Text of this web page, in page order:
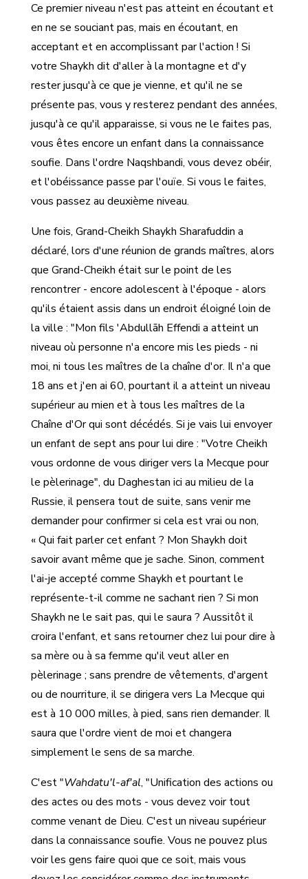
Ce premier niveau n'est pas atteint en écoutant et
en ne se souciant pas, mais en écoutant, en
acceptant et en accomplissant par l'action ! Si
votre Shaykh dit d'aller à la montagne et d'y
rester jusqu'à ce que je vienne, et qu'il ne se
présente pas, vous y resterez pendant des années,
jusqu'à ce qu'il apparaisse, si vous ne le faites pas,
vous êtes encore un enfant dans la connaissance
soufie. Dans l'ordre Naqshbandi, vous devez obéir,
et l'obéissance passe par l'ouïe. Si vous le faites,
vous passez au deuxième niveau.
Une fois, Grand-Cheikh Shaykh Sharafuddin a
déclaré, lors d'une réunion de grands maîtres, alors
que Grand-Cheikh était sur le point de les
rencontrer - encore adolescent à l'époque - alors
qu'ils étaient assis dans un endroit éloigné loin de
la ville : "Mon fils 'Abdullāh Effendi a atteint un
niveau où personne n'a encore mis les pieds - ni
moi, ni tous les maîtres de la chaîne d'or. Il n'a que
18 ans et j'en ai 60, pourtant il a atteint un niveau
supérieur au mien et à tous les maîtres de la
Chaîne d'Or qui sont décédés. Si je vais lui envoyer
un enfant de sept ans pour lui dire : "Votre Cheikh
vous ordonne de vous diriger vers la Mecque pour
le pèlerinage", du Daghestan ici au milieu de la
Russie, il pensera tout de suite, sans venir me
demander pour confirmer si cela est vrai ou non,
« Qui fait parler cet enfant ? Mon Shaykh doit
savoir avant même que je sache. Sinon, comment
l'ai-je accepté comme Shaykh et pourtant le
représente-t-il comme ne sachant rien ? Si mon
Shaykh ne le sait pas, qui le saura ? Aussitôt il
croira l'enfant, et sans retourner chez lui pour dire à
sa mère ou à sa femme qu'il veut aller en
pèlerinage ; sans prendre de vêtements, d'argent
ou de nourriture, il se dirigera vers La Mecque qui
est à 10 000 milles, à pied, sans rien demander. Il
saura que l'ordre vient de moi et changera
simplement le sens de sa marche.
C'est "Wahdatu'l-af'al, "Unification des actions ou
des actes ou des mots - vous devez voir tout
comme venant de Dieu. C'est un niveau supérieur
dans la connaissance soufie. Vous ne pouvez plus
voir les gens faire quoi que ce soit, mais vous